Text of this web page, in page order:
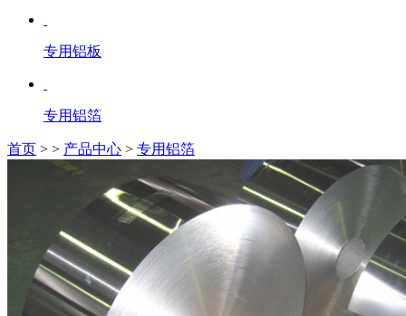
专用铝板
专用铝箔
首页 > > 产品中心 > 专用铝箔